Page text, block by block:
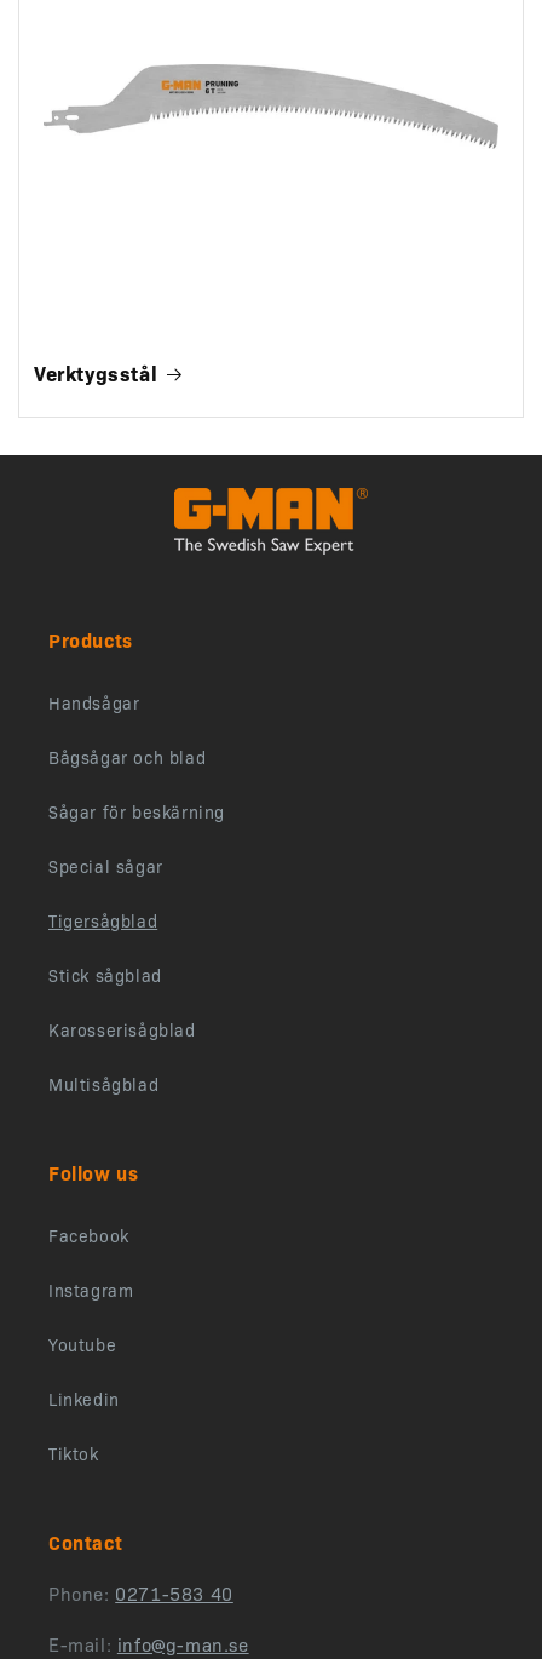
Verktygsstål
Products
Handsågar
Bågsågar och blad
Sågar för beskärning
Special sågar
Tigersågblad
Stick sågblad
Karosserisågblad
Multisågblad
Follow us
Facebook
Instagram
Youtube
Linkedin
Tiktok
Contact
Phone: 0271-583 40
E-mail: info@g-man.se